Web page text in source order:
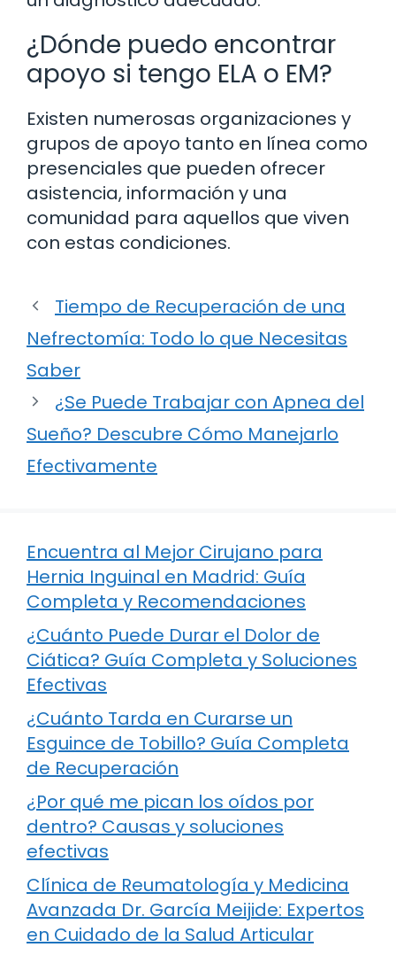
¿Dónde puedo encontrar
apoyo si tengo ELA o EM?
Existen numerosas organizaciones y
grupos de apoyo tanto en línea como
presenciales que pueden ofrecer
asistencia, información y una
comunidad para aquellos que viven
con estas condiciones.
Tiempo de Recuperación de una
Nefrectomía: Todo lo que Necesitas
Saber
¿Se Puede Trabajar con Apnea del
Sueño? Descubre Cómo Manejarlo
Efectivamente
Encuentra al Mejor Cirujano para
Hernia Inguinal en Madrid: Guía
Completa y Recomendaciones
¿Cuánto Puede Durar el Dolor de
Ciática? Guía Completa y Soluciones
Efectivas
¿Cuánto Tarda en Curarse un
Esguince de Tobillo? Guía Completa
de Recuperación
¿Por qué me pican los oídos por
dentro? Causas y soluciones
efectivas
Clínica de Reumatología y Medicina
Avanzada Dr. García Meijide: Expertos
en Cuidado de la Salud Articular